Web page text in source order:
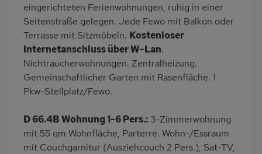
Kühlschrank
Ruhige Lage
Babybett
Kinderhochstuhl
Nichtraucher
Wb/WC
Internet
Terrassenmöbel
Kaffeemaschine
eingerichteten Ferienwohnungen, ruhig in einer
Seitenstraße gelegen. Jede Fewo mit Balkon oder
Terrasse mit Sitzmöbeln. Kostenloser
Internetanschluss über W-Lan.
Nichtraucherwohnungen. Zentralheizung.
Gemeinschaftlicher Garten mit Rasenfläche. 1
Pkw-Stellplatz/Fewo.
D 66.4B Wohnung 1-6 Pers.: 3-Zimmerwohnung
mit 55 qm Wohnfläche, Parterre. Wohn-/Essraum
mit Couchgarnitur (Ausziehcouch 2 Pers.), Sat-TV,